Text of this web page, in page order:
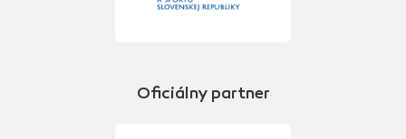
Oficiálny partner